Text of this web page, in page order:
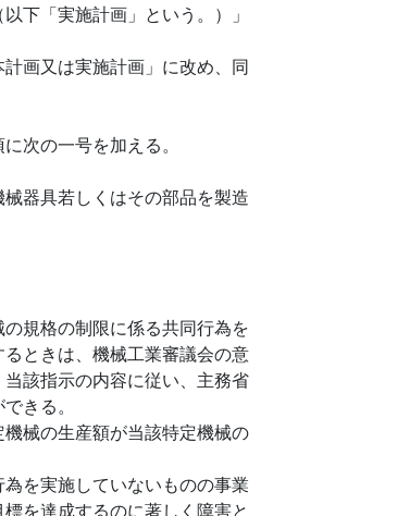
下「実施計画」という。）」
画又は実施計画」に改め、同
次の一号を加える。
器具若しくはその部品を製造
規格の制限に係る共同行為を
ときは、機械工業審議会の意
該指示の内容に従い、主務省
きる。
械の生産額が当該特定機械の
を実施していないものの事業
を達成するのに著しく障害と